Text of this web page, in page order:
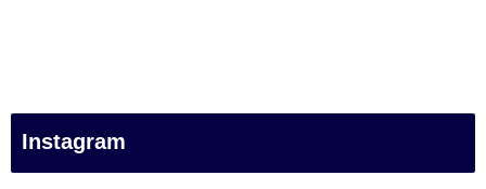
#旅行
#旅行動画
Instagram